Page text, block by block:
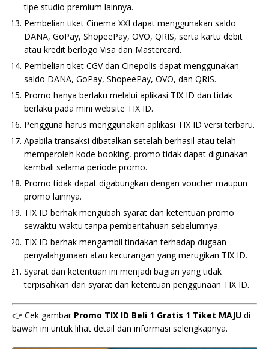
tipe studio premium lainnya.
Pembelian tiket Cinema XXI dapat menggunakan saldo
DANA, GoPay, ShopeePay, OVO, QRIS, serta kartu debit
atau kredit berlogo Visa dan Mastercard.
Pembelian tiket CGV dan Cinepolis dapat menggunakan
saldo DANA, GoPay, ShopeePay, OVO, dan QRIS.
Promo hanya berlaku melalui aplikasi TIX ID dan tidak
berlaku pada mini website TIX ID.
Pengguna harus menggunakan aplikasi TIX ID versi terbaru.
Apabila transaksi dibatalkan setelah berhasil atau telah
memperoleh kode booking, promo tidak dapat digunakan
kembali selama periode promo.
Promo tidak dapat digabungkan dengan voucher maupun
promo lainnya.
TIX ID berhak mengubah syarat dan ketentuan promo
sewaktu-waktu tanpa pemberitahuan sebelumnya.
TIX ID berhak mengambil tindakan terhadap dugaan
penyalahgunaan atau kecurangan yang merugikan TIX ID.
Syarat dan ketentuan ini menjadi bagian yang tidak
terpisahkan dari syarat dan ketentuan penggunaan TIX ID.
👉 Cek gambar Promo TIX ID Beli 1 Gratis 1 Tiket MAJU di
bawah ini untuk lihat detail dan informasi selengkapnya.